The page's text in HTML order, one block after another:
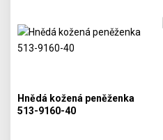
Hnědá kožená peněženka
513-9160-40